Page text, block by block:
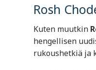
Rosh
Kuten muutkin
hengellisen
rukoushetkiä ja